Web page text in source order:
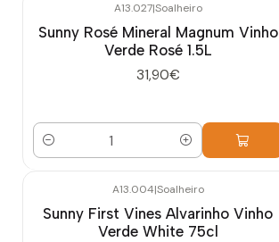
A13.027|Soalheiro
Sunny Rosé Mineral Magnum Vinho
Verde Rosé 1.5L
31,90€
Cantidad
A13.004|Soalheiro
Sunny First Vines Alvarinho Vinho
Verde White 75cl